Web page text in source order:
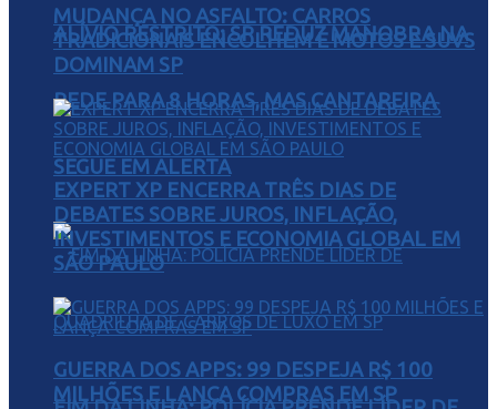
ALÍVIO RESTRITO: SP REDUZ MANOBRA NA
REDE PARA 8 HORAS, MAS CANTAREIRA
SEGUE EM ALERTA
MUDANÇA NO ASFALTO: CARROS
TRADICIONAIS ENCOLHEM E MOTOS E SUVS
DOMINAM SP
EXPERT XP ENCERRA TRÊS DIAS DE
DEBATES SOBRE JUROS, INFLAÇÃO,
INVESTIMENTOS E ECONOMIA GLOBAL EM
SÃO PAULO
GUERRA DOS APPS: 99 DESPEJA R$ 100
MILHÕES E LANÇA COMPRAS EM SP